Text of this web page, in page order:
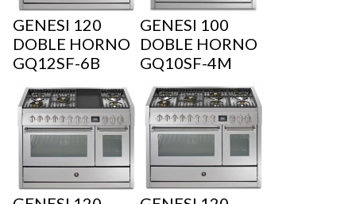
GENESI 120
DOBLE HORNO
GQ12SF-6B
GENESI 100
DOBLE HORNO
GQ10SF-4M